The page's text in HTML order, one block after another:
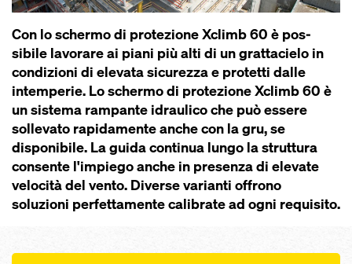
Con lo schermo di protezione Xclimb 60 è pos­
sibile lavorare ai piani più alti di un grattacielo in
condizioni di elevata sicurezza e protetti dalle
intemperie. Lo schermo di protezione Xclimb 60 è
un sistema rampante idraulico che può es­sere
sollevato rapidamente anche con la gru, se
disponibile. La guida continua lungo la struttura
consente l'impiego anche in pre­senza di elevate
velocità del vento. Diverse varianti offrono
soluzioni perfettamente calibrate ad ogni requisito.